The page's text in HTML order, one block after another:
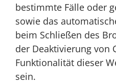
bestimmte Fälle oder
sowie das
beim Schließen des
der Deaktivierung von
Funktionalität dieser
sein.